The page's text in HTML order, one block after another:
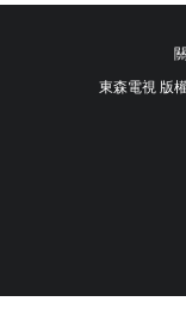
東森電視 版